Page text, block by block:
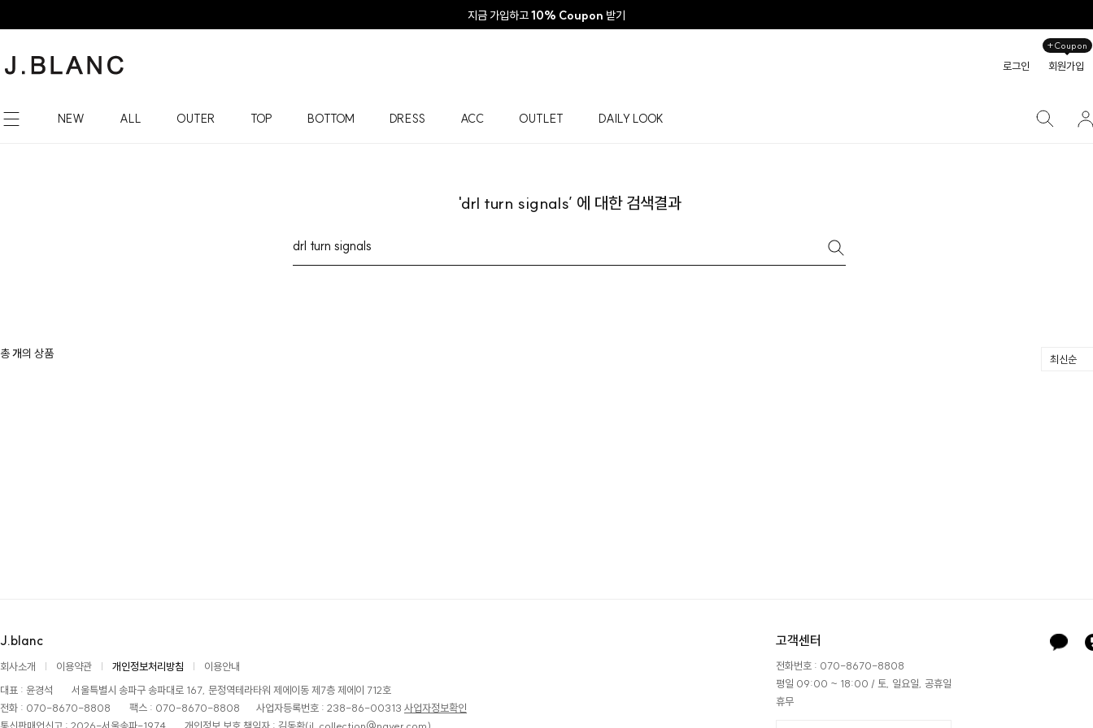
지금 가입하고10% Coupon 받기
로그인 회원가입
+Coupon
NEW ALL OUTER TOP BOTTOM DRESS ACC OUTLET DAILY LOOK
'drl turn signals’ 에 대한 검색결과
총개의 상품
J.blanc
회사소개 이용약관 개인정보처리방침
이용안내
대표 : 윤경석
서울특별시 송파구 송파대로 167, 문정역테라타워 제에이동 제7층 제에이 712호
전화 : 070-8670-8808
팩스 : 070-8670-8808 사업자등록번호 : 238-86-00313 사업자정보확인
고객센터
전화번호 : 070-8670-8808
평일 09:00 ~ 18:00 / 토, 일요일, 공휴일
휴무